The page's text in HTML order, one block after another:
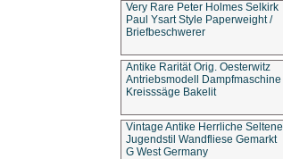
Very Rare Peter Holmes Selkirk
Paul Ysart Style Paperweight /
Briefbeschwerer
Antike Rarität Orig. Oesterwitz
Antriebsmodell Dampfmaschine
Kreisssäge Bakelit
Vintage Antike Herrliche Seltene
Jugendstil Wandfliese Gemarkt
G West Germany